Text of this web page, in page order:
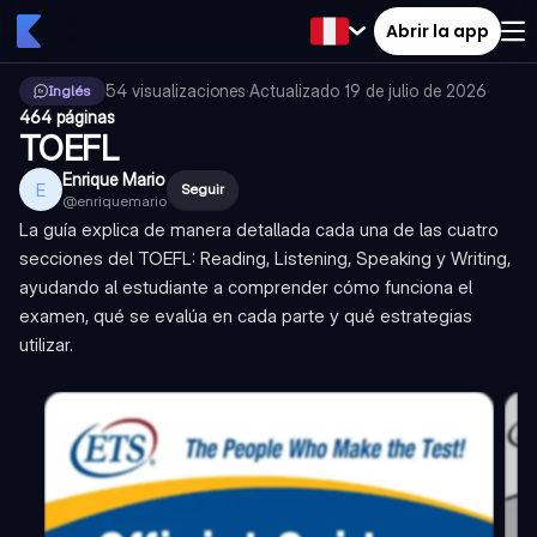
Abrir la app
Inglés 54 visualizaciones·Actualizado 19 de julio de 2026·
464 páginas
TOEFL
E Enrique Mario
@enriquemario
Seguir
La guía explica de manera detallada cada una de las cuatro
secciones del TOEFL: Reading, Listening, Speaking y Writing,
ayudando al estudiante a comprender cómo funciona el
examen, qué se evalúa en cada parte y qué estrategias
utilizar.